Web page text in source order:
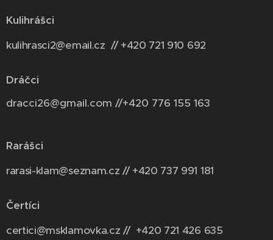
Kulihrášci
kulihrasci2@email.cz // +420 721 910 692
Dráčci
dracci26@gmail.com //+420 776 155 163
Rarášci
rarasi-klam@seznam.cz // +420 737 991 181
Čertíci
certici@msklamovka.cz // +420 721 426 635